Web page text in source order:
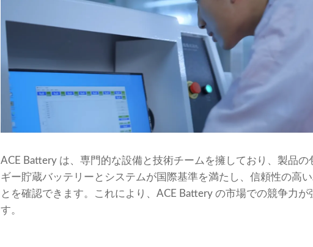
ACE Battery は、専門的な設備と技術チームを擁しており、製品
ギー貯蔵バッテリーとシステムが国際基準を満たし、信頼性の高
とを確認できます。これにより、ACE Battery の市場での競争力
す。